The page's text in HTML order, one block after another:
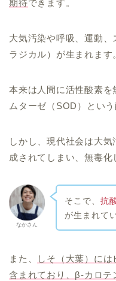
期待できます。
大気汚染や呼吸、運動
ラジカル）が生まれます
本来は人間に活性酸素を
ムターゼ（SOD）という
しかし、現代社会は大
成されてしまい、無毒化
なかさん
そこで、 抗
が生まれて
また、
しそ（大葉）に
含まれており、β-カロテ